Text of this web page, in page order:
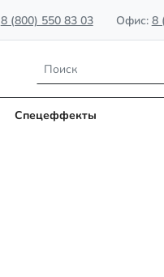
8 (800) 550 83 03 Офис: 8
Спецеффекты